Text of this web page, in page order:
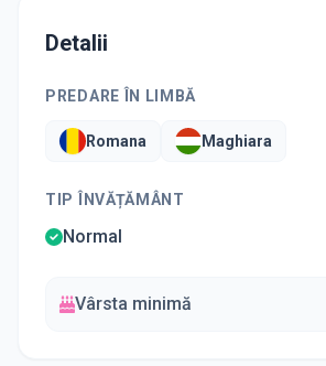
Detalii
PREDARE ÎN LIMBĂ
Romana Maghiara
TIP ÎNVĂȚĂMÂNT
Normal
Vârsta minimă